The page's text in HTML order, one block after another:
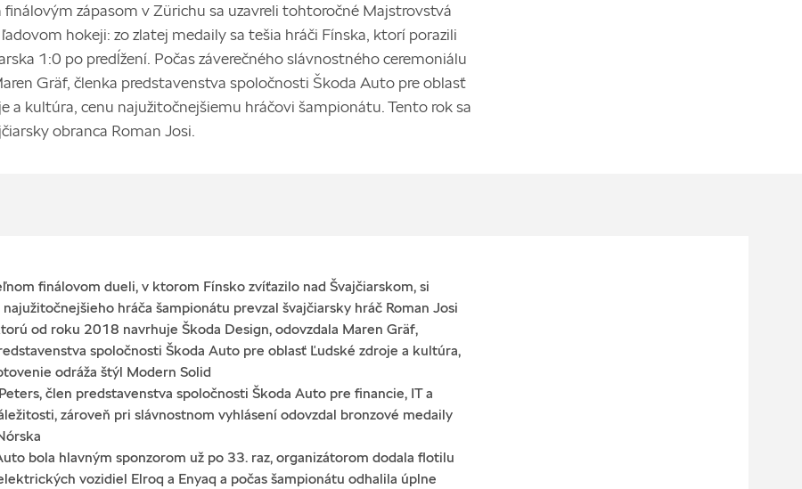
finálovým zápasom v Zürichu sa uzavreli tohtoročné Majstrovstvá
hokeji: zo zlatej medaily sa tešia hráči Fínska, ktorí porazili
1:0 po predĺžení. Počas záverečného slávnostného ceremoniálu
Gräf, členka predstavenstva spoločnosti Škoda Auto pre oblasť
a kultúra, cenu najužitočnejšiemu hráčovi šampionátu. Tento rok sa
obranca Roman Josi.
finálovom dueli, v ktorom Fínsko zvíťazilo nad Švajčiarskom, si
hráča šampionátu prevzal švajčiarsky hráč Roman Josi
od roku 2018 navrhuje Škoda Design, odovzdala Maren Gräf,
spoločnosti Škoda Auto pre oblasť Ľudské zdroje a kultúra,
odráža štýl Modern Solid
člen predstavenstva spoločnosti Škoda Auto pre financie, IT a
zároveň pri slávnostnom vyhlásení odovzdal bronzové medaily
bola hlavným sponzorom už po 33. raz, organizátorom dodala flotilu
vozidiel Elroq a Enyaq a počas šampionátu odhalila úplne